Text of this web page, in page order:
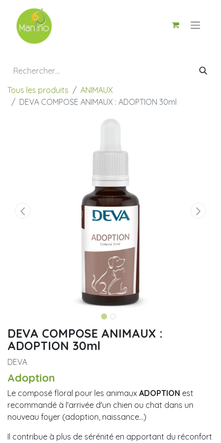
Tous les produits
ANIMAUX
DEVA COMPOSE ANIMAUX : ADOPTION 30ml
DEVA COMPOSE ANIMAUX :
ADOPTION 30ml
DEVA
Adoption
Le composé floral pour les animaux ADOPTION est
recommandé à l'arrivée d'un chien ou chat dans un
nouveau foyer (adoption, naissance...)
Il contribue à plus de sérénité en apportant du réconfort